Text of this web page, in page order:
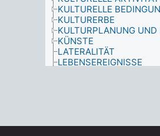
KULTURELLE
KULTURERBE
KULTURPLANUNG
KÜNSTE
LATERALITÄT
LEBENSEREIGNISSE
MANAGEMENT